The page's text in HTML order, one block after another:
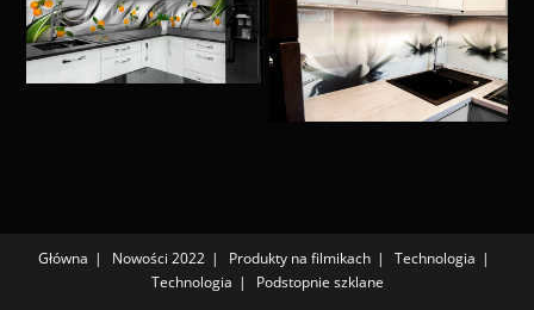
Główna Nowości 2022 Produkty na filmikach
Technologia
Technologia
Podstopnie szklane